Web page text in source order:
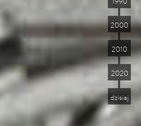
2000
2010
2020
dzisiaj